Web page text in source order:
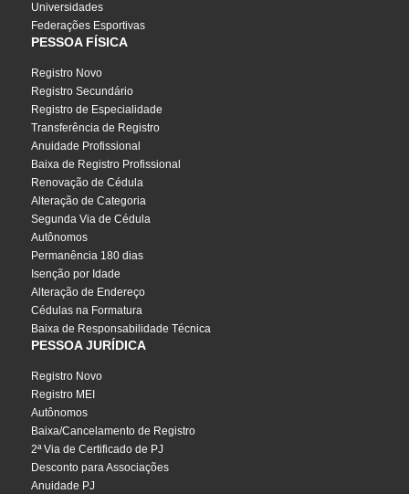
Universidades
Federações Esportivas
PESSOA FÍSICA
Registro Novo
Registro Secundário
Registro de Especialidade
Transferência de Registro
Anuidade Profissional
Baixa de Registro Profissional
Renovação de Cédula
Alteração de Categoria
Segunda Via de Cédula
Autônomos
Permanência 180 dias
Isenção por Idade
Alteração de Endereço
Cédulas na Formatura
Baixa de Responsabilidade Técnica
PESSOA JURÍDICA
Registro Novo
Registro MEI
Autônomos
Baixa/Cancelamento de Registro
2ª Via de Certificado de PJ
Desconto para Associações
Anuidade PJ